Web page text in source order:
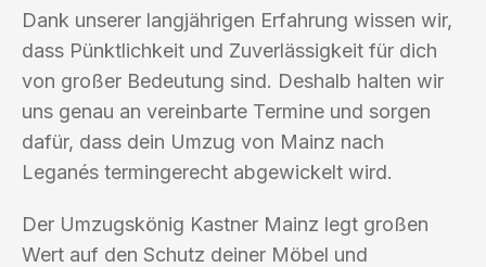
Dank unserer langjährigen Erfahrung wissen wir,
dass Pünktlichkeit und Zuverlässigkeit für dich
von großer Bedeutung sind. Deshalb halten wir
uns genau an vereinbarte Termine und sorgen
dafür, dass dein Umzug von Mainz nach
Leganés termingerecht abgewickelt wird.
Der Umzugskönig Kastner Mainz legt großen
Wert auf den Schutz deiner Möbel und